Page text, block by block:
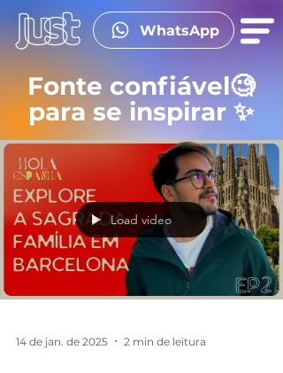
WhatsApp
Fonte confiável🧐
para se inspirar ✨
Load video
14 de jan. de 2025 2 min de leitura